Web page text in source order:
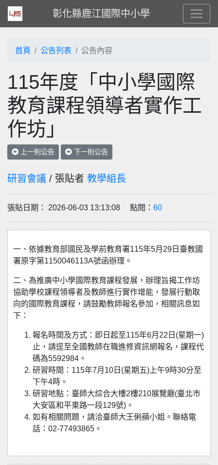
彰化縣鹿江國際中小學
首頁 公告列表 公告內容
115年度「中小學國際
教育課程領導者實作工
作坊」
上一則公告 下一則公告
研習會議 / 張貼者 教學組長
張貼日期： 2026-06-03 13:13:08 點閱： 60
一、依據教育部國民及學前教育署115年5月29日臺教國
署原字第1150046113A號函辦理。
二、為推廣中小學國際教育課程發展，辦理旨揭工作坊
協助學校課程領導者及教師進行實作增能，發展行動取
向的國際教育課程，請鼓勵教師報名參加，相關訊息如
下：
報名時間及方式：即日起至115年6月22日(星期一)
止，請逕至全國教師在職進修資訊網報名，課程代
碼為5592984。
研習時間：115年7月10日(星期五)上午9時30分至
下午4時。
研習地點：臺師大綜合大樓2樓210展覽廳(臺北市
大安區和平東路一段129號)。
如有相關問題，請洽臺師大王俐蘋小姐。聯絡電
話：02-77493865。